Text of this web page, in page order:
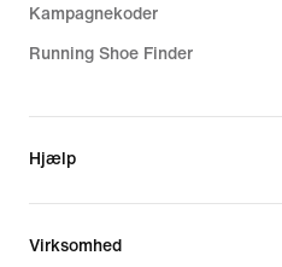
Kampagnekoder
Running Shoe Finder
Hjælp
Virksomhed